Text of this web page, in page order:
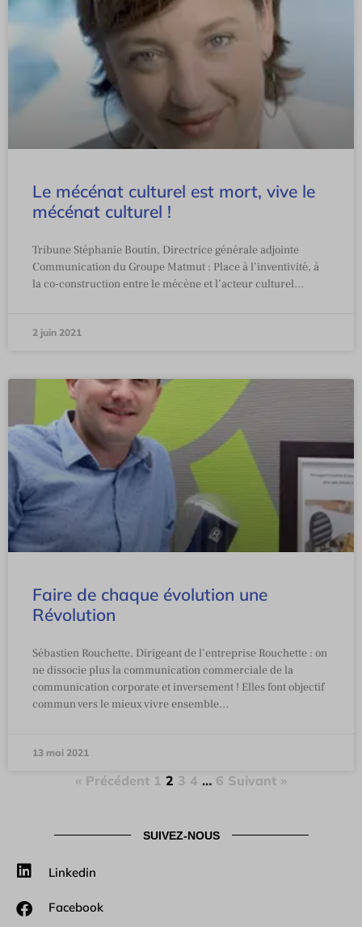
Le mécénat culturel est mort, vive le
mécénat culturel !
Tribune Stéphanie Boutin, Directrice générale adjointe
Communication du Groupe Matmut : Place à l’inventivité, à
la co-construction entre le mécène et l’acteur culturel…
2 juin 2021
Faire de chaque évolution une
Révolution
Sébastien Rouchette, Dirigeant de l’entreprise Rouchette : on
ne dissocie plus la communication commerciale de la
communication corporate et inversement ! Elles font objectif
commun vers le mieux vivre ensemble…
13 mai 2021
« Précédent 1 2 3 4 … 6 Suivant »
SUIVEZ-NOUS
Linkedin
Facebook